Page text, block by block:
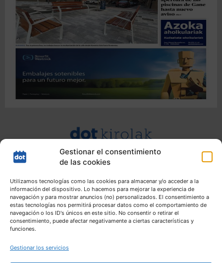
Gestionar el consentimiento
de las cookies
Utilizamos tecnologías como las cookies para almacenar y/o acceder a la
información del dispositivo. Lo hacemos para mejorar la experiencia de
navegación y para mostrar anuncios (no) personalizados. El consentimiento a
estas tecnologías nos permitirá procesar datos como el comportamiento de
navegación o los ID's únicos en este sitio. No consentir o retirar el
consentimiento, puede afectar negativamente a ciertas características y
funciones.
Gestionar los servicios